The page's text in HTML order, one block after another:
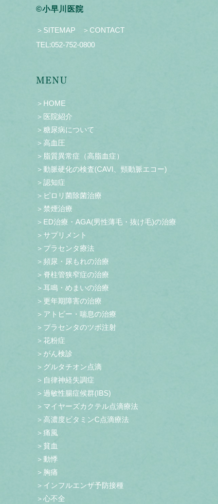
©小早川医院
＞SITEMAP
＞CONTACT
TEL:052-752-0800
MENU
＞HOME
＞医院紹介
＞糖尿病について
＞高血圧
＞脂質異常症（高脂血症）
＞動脈硬化の検査(CAVI、頸動脈エコー)
＞認知症
＞ピロリ菌除菌治療
＞禁煙治療
＞ED治療・AGA(男性薄毛・抜け毛)の治療
＞サプリメント
＞プラセンタ療法
＞頻尿・尿もれの治療
＞脊柱管狭窄症の治療
＞耳鳴・めまいの治療
＞更年期障害の治療
＞アトピー・喘息の治療
＞プラセンタのツボ注射
＞花粉症
＞がん検診
＞グルタチオン点滴
＞自律神経失調症
＞過敏性腸症候群(IBS)
＞マイヤーズカクテル点滴療法
＞高濃度ビタミンC点滴療法
＞痛風
＞貧血
＞動悸
＞胸痛
＞インフルエンザ予防接種
＞心不全